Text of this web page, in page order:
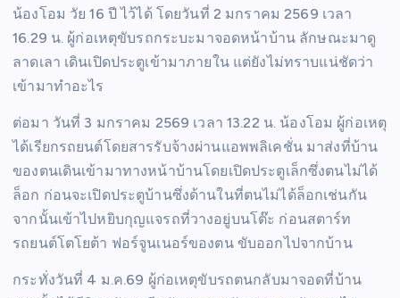
น้องโอม วัย 16 ปี ไว้ได้ โดยวันที่ 2 มกราคม 2569 เวลา
16.29 น. ผู้ก่อเหตุขับรถกระบะมาจอดหน้าบ้าน ลักษณะมาดู
ลาดเลา เดินเปิดประตูเข้ามาภายใน แต่ยังไม่ทราบแน่ชัดว่า
เข้ามาทำอะไร
ต่อมา วันที่ 3 มกราคม 2569 เวลา 13.22 น. น้องโอม ผู้ก่อเหตุ
ได้เรียกรถยนต์โดยสารรับจ้างผ่านแอพพลิเคชั่น มาส่งที่บ้าน
ของตนเดินเข้ามาทางหน้าบ้านโดยเปิดประตูเล็กซึ่งตนไม่ได้
ล็อก ก่อนจะเปิดประตูบ้านซึ่งด้านในที่ตนไม่ได้ล็อกเช่นกัน
จากนั้นเข้าไปหยิบกุญแจรถที่วางอยู่บนโต๊ะ ก่อนสตาร์ท
รถยนต์โตโยต้า ฟอร์จูนเนอร์ของตน ขับออกไปจากบ้าน
กระทั่งวันที่ 4 ม.ค.69 ผู้ก่อเหตุขับรถตนกลับมาจอดที่บ้าน